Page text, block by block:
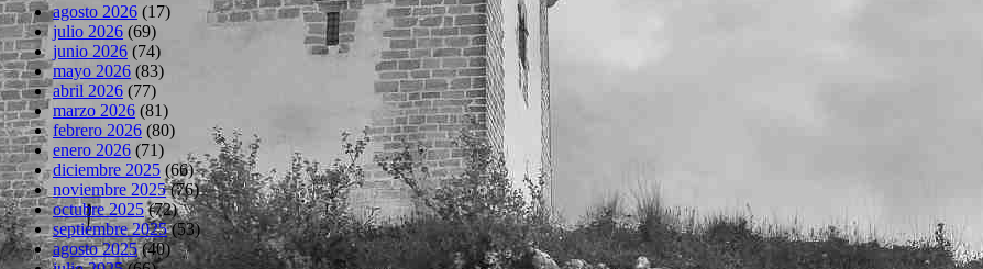
agosto 2026 (17)
julio 2026 (69)
junio 2026 (74)
mayo 2026 (83)
abril 2026 (77)
marzo 2026 (81)
febrero 2026 (80)
enero 2026 (71)
diciembre 2025 (66)
noviembre 2025(76)
octubre 2025(72)
septiembre 2025(53)
agosto 2025(40)